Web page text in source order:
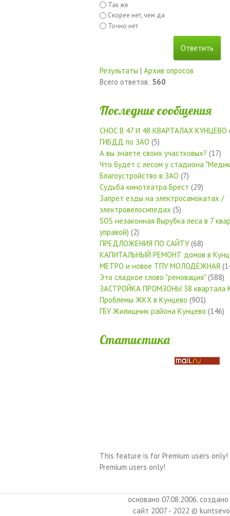
Так же
Скорее нет, чем да
Точно нет
Результаты | Архив опросов
Всего ответов: 560
Последние сообщения
СНОС В 47 И 48 КВАРТАЛАХ КУНЦЕВО
ГИБДД по ЗАО (5)
А вы знаете своих участковых? (17)
Что будет с лесом у стадиона
Благоустройство в ЗАО (7)
Судьба кинотеатра Брест (29)
Запрет езды на электросамокатах /
электровелосипедах (5)
SOS незаконная Вырубка леса в 7
управой) (2)
ПРЕДЛОЖЕНИЯ ПО САЙТУ(68)
КАПИТАЛЬНЫЙ РЕМОНТ домов в
МЕТРО и новое ТПУ МОЛОДЕЖНАЯ
Это сладкое слово "реновация" (588)
ЗАСТРОЙКА ПРОМЗОНЫ 38 квартала
Проблемы ЖКХ в Кунцево (901)
ГБУ Жилищник района Кунцево (146)
Статистика
This feature is for Premium users only!
Premium users only!
основано 07.08.2006.
сайт 2007 - 2022 ©